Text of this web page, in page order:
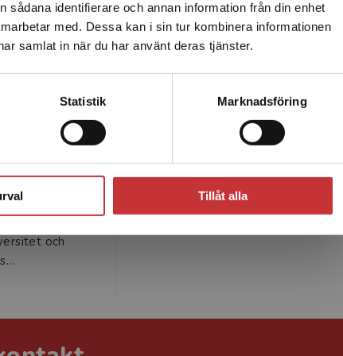
identifierare och annan information från din enhet
med. Dessa kan i sin tur kombinera informationen
samlat in när du har använt deras tjänster.
Statistik Marknadsföring
Tillåt alla
inte leveranser utanför
köp måste
Läs mer
vid
och